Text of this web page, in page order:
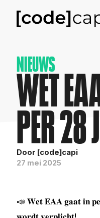
NIEUWS
WET
PER
Door [code]capi
27 mei 2025
📣 𝐖𝐞𝐭 𝐄𝐀𝐀 𝐠𝐚𝐚𝐭 𝐢𝐧 𝐩𝐞𝐫